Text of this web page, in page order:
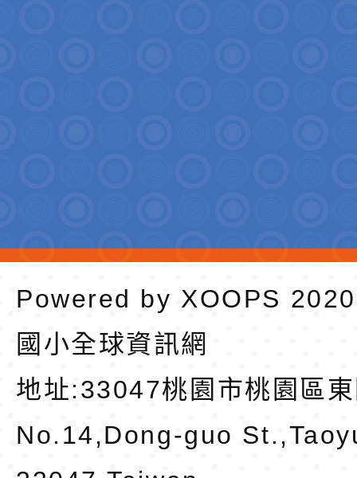
Powered by XOOPS
國小全球資訊網
地址:33047桃園市桃園區
No.14,Dong-guo